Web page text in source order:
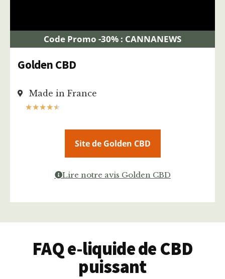
Code Promo -30% : CANNANEWS
Golden CBD
Made in France
★★★★★
Site de Golden CBD
Lire notre avis Golden CBD
FAQ e-liquide de CBD
puissant